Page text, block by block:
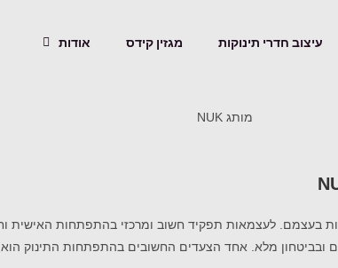
עיצוב חדרי תינוקות מגזין קידס אודות
בעצמם. לעצמאות תפקיד חשוב ומרכזי בהתפתחות האישית
ובביטחון מלא. אחד הצעדים החשובים בהתפתחות התינוק